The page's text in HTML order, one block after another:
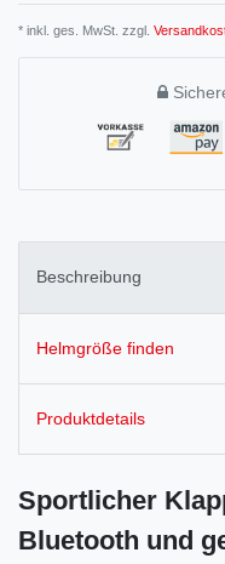
* inkl. ges. MwSt. zzgl.
Beschreibung
Helmgröße finden
Produktdetails
Sportlicher
Bluetooth und